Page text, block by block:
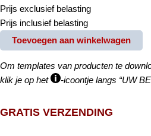
Prijs exclusief belasting
Prijs inclusief belasting
Toevoegen aan winkelwagen
Om templates van producten te
klik je op het
-icoontje langs “UW
GRATIS VERZENDING